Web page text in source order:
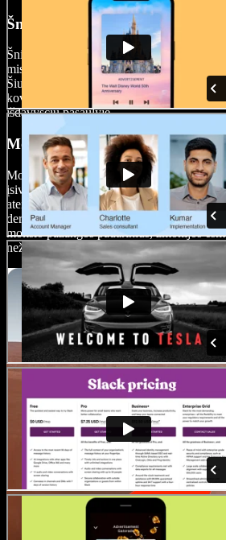
Šnipų veiksmo filmai
Šnipų veiksmo filmai sukasi apie slaptas
misijas, kupinas šnipinėjimo, intrigų ir
Šiuose filmuose dažnai išryškinami
kovoje, žvalgyboje ir sumanume, siekiant
išdavysčių pasaulyje.
Mokslinės fantastikos filmai
Mokslinės fantastikos veiksmo filmai
įsivaizduojamus pasaulius, kuriuose
ateiviai ar futuristiniai sumanymai
derindami veiksmą ir spekuliatyvius
mokslo pažangos padarinius, žmonijos
nežinomybės galimybes.